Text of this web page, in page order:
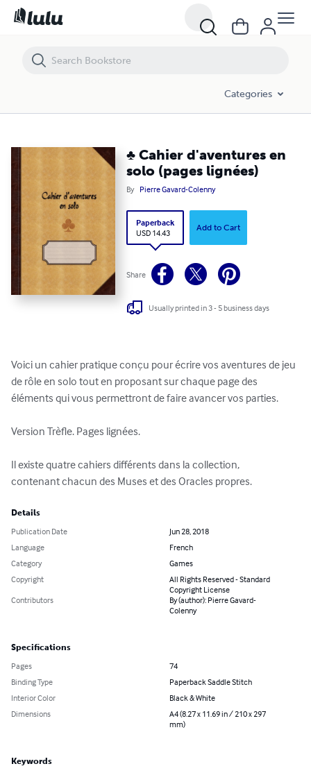
Categories
♣ Cahier d'aventures en
solo (pages lignées)
By Pierre Gavard-Colenny
Paperback
USD 14.43
Add to Cart
Share
Usually printed in 3 - 5 business days
Voici un cahier pratique conçu pour écrire vos aventures de jeu
de rôle en solo tout en proposant sur chaque page des
éléments qui vous permettront de faire avancer vos parties.
Version Trèfle. Pages lignées.
Il existe quatre cahiers différents dans la collection,
contenant chacun des Muses et des Oracles propres.
Details
Publication Date
Jun 28, 2018
Language
French
Category
Games
Copyright
All Rights Reserved - Standard
Copyright License
Contributors
By (author): Pierre Gavard-
Colenny
Specifications
Pages
74
Binding Type
Paperback Saddle Stitch
Interior Color
Black & White
Dimensions
A4 (8.27 x 11.69 in / 210 x 297
mm)
Keywords
♣ Cahier d'aventures en solo (pages lignées)